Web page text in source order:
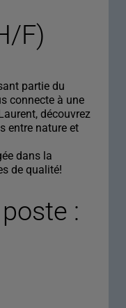
F)
partie du
connecte à une
découvrez
entre nature et
dans la
de qualité!
: